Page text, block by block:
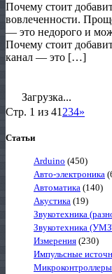
Почему стоит
вовлеченности.
— это недорого и
Почему стоит
канал — это […]
Загрузка...
Стр. 1 из 41 234»
Статьи
Arduino (450)
Авто-электроника
Автоматика (140)
Акустика (19)
Звукотехника
Звукотехника
Измерения (230)
Импульсные